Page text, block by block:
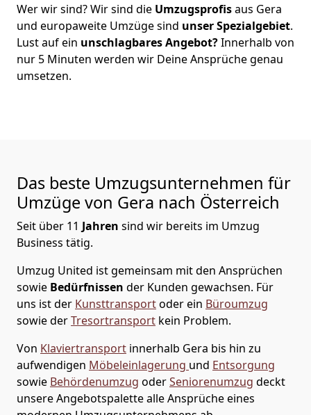
Wer wir sind? Wir sind die Umzugsprofisaus Gera
und europaweite Umzüge sind unser Spezialgebiet.
Lust auf ein unschlagbares Angebot?Innerhalb von
nur 5 Minuten werden wir Deine Ansprüche genau
umsetzen.
Das beste Umzugsunternehmen für
Umzüge von Gera nach Österreich
Seit über 11 Jahren sind wir bereits im Umzug
Business tätig.
Umzug United ist gemeinsam mit den Ansprüchen
sowie Bedürfnissen der Kunden gewachsen. Für
uns ist der Kunsttransportoder ein Büroumzug
sowie derTresortransport kein Problem.
Von Klaviertransport innerhalb Gera bis hin zu
aufwendigen Möbeleinlagerung und Entsorgung
sowie Behördenumzug oderSeniorenumzug deckt
unsere Angebotspalette alle Ansprüche eines